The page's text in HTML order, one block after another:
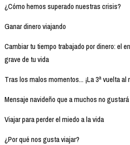
¿Cómo hemos superado nuestras crisis?
Ganar dinero viajando
Cambiar tu tiempo trabajado por dinero: el
grave de tu vida
Tras los malos momentos... ¡La 3ª vuelta al
Mensaje navideño que a muchos no gustará
Viajar para perder el miedo a la vida
¿Por qué nos gusta viajar?